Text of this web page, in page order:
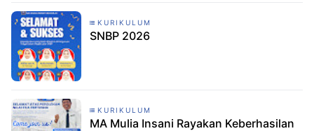
KURIKULUM
SNBP 2026
KURIKULUM
MA Mulia Insani Rayakan Keberhasilan